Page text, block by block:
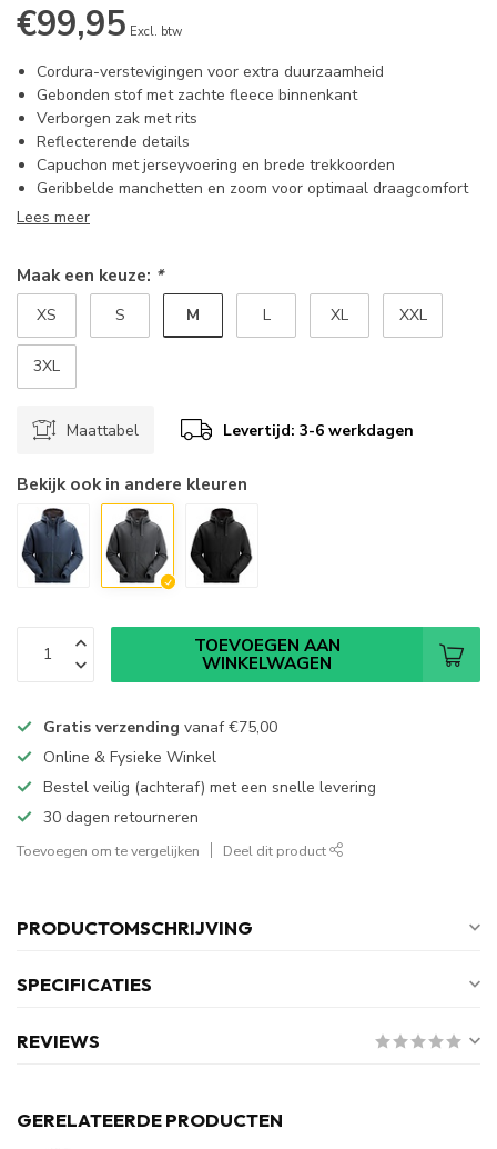
€99,95 Excl. btw
Cordura-verstevigingen voor extra duurzaamheid
Gebonden stof met zachte fleece binnenkant
Verborgen zak met rits
Reflecterende details
Capuchon met jerseyvoering en brede trekkoorden
Geribbelde manchetten en zoom voor optimaal draagcomfort
Lees meer
Maak een keuze: *
XS S M L XL XXL
3XL
Maattabel Levertijd: 3-6 werkdagen
Bekijk ook in andere kleuren
TOEVOEGEN AAN
WINKELWAGEN
Gratis verzending vanaf€75,00
Online & Fysieke Winkel
Bestel veilig (achteraf) met een snelle levering
30 dagen retourneren
Toevoegen om te vergelijken Deel dit product
PRODUCTOMSCHRIJVING
SPECIFICATIES
REVIEWS
GERELATEERDE PRODUCTEN